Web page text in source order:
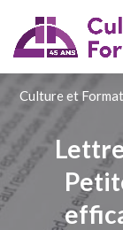
Culture et